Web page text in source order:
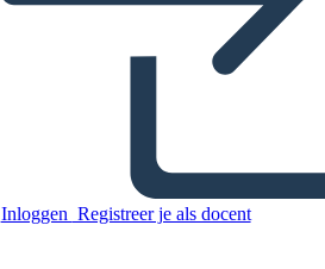
Inloggen Registreer je als docent